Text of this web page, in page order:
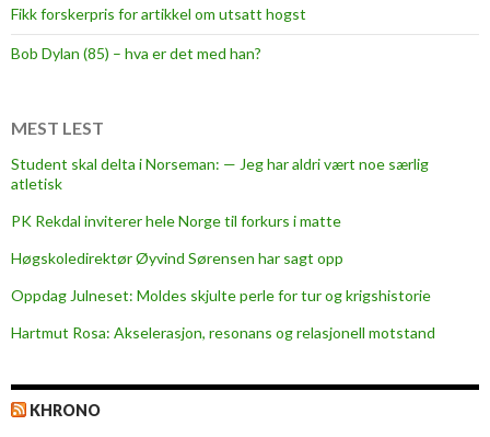
Fikk forskerpris for artikkel om utsatt hogst
Bob Dylan (85) – hva er det med han?
MEST LEST
Student skal delta i Norseman: — Jeg har aldri vært noe særlig
atletisk
PK Rekdal inviterer hele Norge til forkurs i matte
Høgskoledirektør Øyvind Sørensen har sagt opp
Oppdag Julneset: Moldes skjulte perle for tur og krigshistorie
Hartmut Rosa: Akselerasjon, resonans og relasjonell motstand
KHRONO